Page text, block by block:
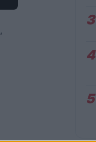
,
3
4
5